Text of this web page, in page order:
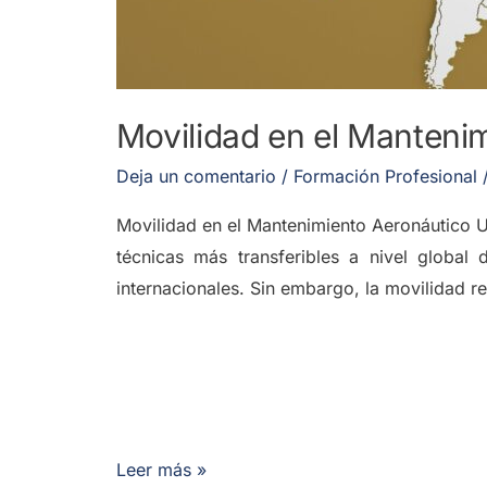
Movilidad en el
Deja un comentario / Formación Profesional
Movilidad en el Mantenimiento Aeronáutico
técnicas más transferibles a nivel global
internacionales. Sin embargo, la movilidad
Leer más »